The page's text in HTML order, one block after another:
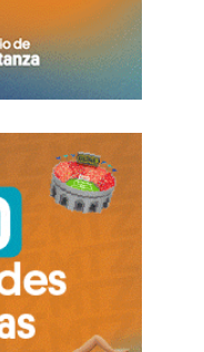
comercial de
de
de ampliación a
y
así que fue
Marco de
Entendimiento